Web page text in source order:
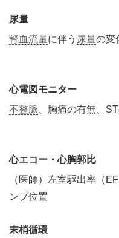
尿量
腎血流量に伴う 尿量の変
心電図モニター
不整脈 、胸痛の有無、
心エコー・心胸郭比
（医師）左室駆出率（EF
ンプ位置
末梢循環